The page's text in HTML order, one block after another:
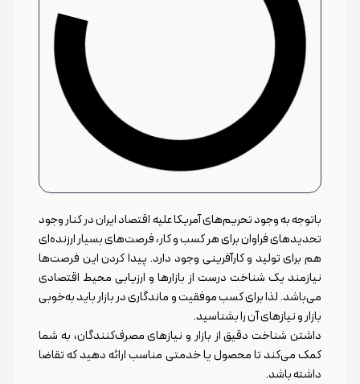
باتوجه به وجود تحریم‌های آمریکا علیه اقتصاد ایران در کنار وجود
تحدیدهای فراوان برای هر کسب و کار، فرصت‌های بسیار ارزنده‌ای
هم برای تولید و کارآفرینی وجود دارد. پیدا کردن این فرصت‌ها
نیازمند یک شناخت درست از بازارها و ارزیابی محیط اقتصادی
می‌باشد. لذا برای کسب موفقیت و ماندگاری در بازار باید به‌خوبی
بازار و نیازهای آن را بشناسید.
داشتن شناخت دقیق از بازار و نیازهای مصرف‌کنندگان، به شما
کمک می‌کند تا محصول یا خدمتی مناسب ارائه دهید که تقاضا
داشته باشد.